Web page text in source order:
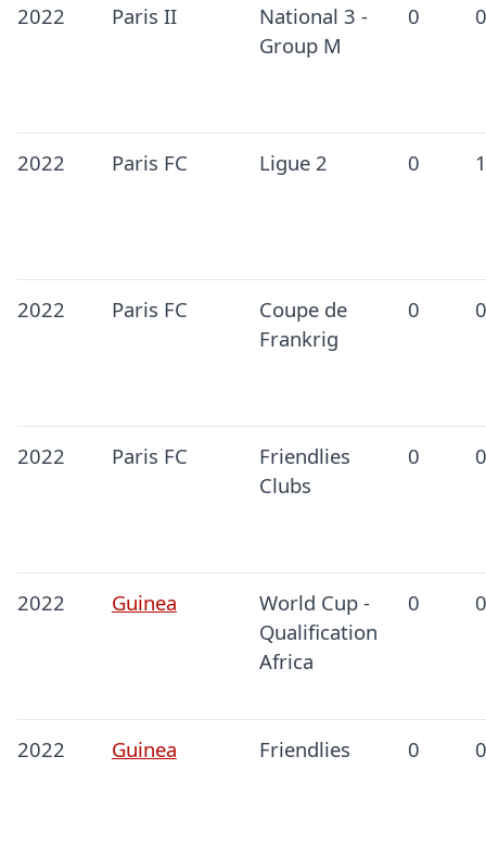
2022 Paris II
National 3 -
Group M
0 0
2022 Paris FC Ligue 2 0 1
2022 Paris FC
Coupe de
Frankrig
0 0
2022 Paris FC
Friendlies
Clubs
0 0
2022 Guinea
World Cup -
Qualification
Africa
0 0
2022 Guinea Friendlies 0 0